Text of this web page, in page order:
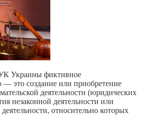
Украины фиктивное
— это создание или приобретение
деятельности (юридических
незаконной деятельности или
относительно которых